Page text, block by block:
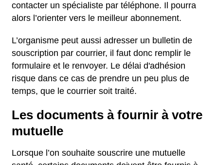
contacter un spécialiste par téléphone. Il pourra
alors l’orienter vers le meilleur abonnement.
L’organisme peut aussi adresser un bulletin de
souscription par courrier, il faut donc remplir le
formulaire et le renvoyer. Le délai d'adhésion
risque dans ce cas de prendre un peu plus de
temps, que le courrier soit traité.
Les documents à fournir à votre
mutuelle
Lorsque l’on souhaite souscrire une mutuelle